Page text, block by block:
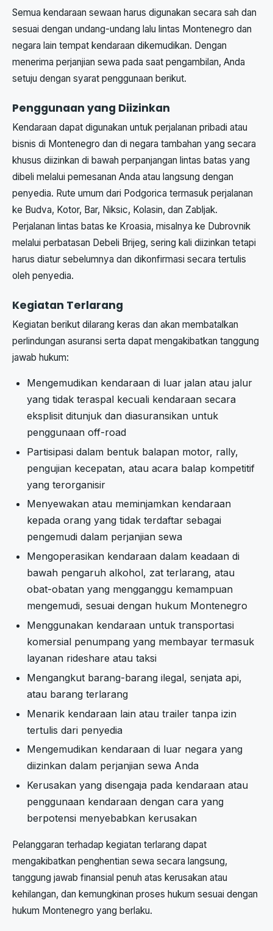
Semua kendaraan sewaan harus digunakan secara sah dan
sesuai dengan undang-undang lalu lintas Montenegro dan
negara lain tempat kendaraan dikemudikan. Dengan
menerima perjanjian sewa pada saat pengambilan, Anda
setuju dengan syarat penggunaan berikut.
Penggunaan yang Diizinkan
Kendaraan dapat digunakan untuk perjalanan pribadi atau
bisnis di Montenegro dan di negara tambahan yang secara
khusus diizinkan di bawah perpanjangan lintas batas yang
dibeli melalui pemesanan Anda atau langsung dengan
penyedia. Rute umum dari Podgorica termasuk perjalanan
ke Budva, Kotor, Bar, Niksic, Kolasin, dan Zabljak.
Perjalanan lintas batas ke Kroasia, misalnya ke Dubrovnik
melalui perbatasan Debeli Brijeg, sering kali diizinkan tetapi
harus diatur sebelumnya dan dikonfirmasi secara tertulis
oleh penyedia.
Kegiatan Terlarang
Kegiatan berikut dilarang keras dan akan membatalkan
perlindungan asuransi serta dapat mengakibatkan tanggung
jawab hukum:
Mengemudikan kendaraan di luar jalan atau jalur
yang tidak teraspal kecuali kendaraan secara
eksplisit ditunjuk dan diasuransikan untuk
penggunaan off-road
Partisipasi dalam bentuk balapan motor, rally,
pengujian kecepatan, atau acara balap kompetitif
yang terorganisir
Menyewakan atau meminjamkan kendaraan
kepada orang yang tidak terdaftar sebagai
pengemudi dalam perjanjian sewa
Mengoperasikan kendaraan dalam keadaan di
bawah pengaruh alkohol, zat terlarang, atau
obat-obatan yang mengganggu kemampuan
mengemudi, sesuai dengan hukum Montenegro
Menggunakan kendaraan untuk transportasi
komersial penumpang yang membayar termasuk
layanan rideshare atau taksi
Mengangkut barang-barang ilegal, senjata api,
atau barang terlarang
Menarik kendaraan lain atau trailer tanpa izin
tertulis dari penyedia
Mengemudikan kendaraan di luar negara yang
diizinkan dalam perjanjian sewa Anda
Kerusakan yang disengaja pada kendaraan atau
penggunaan kendaraan dengan cara yang
berpotensi menyebabkan kerusakan
Pelanggaran terhadap kegiatan terlarang dapat
mengakibatkan penghentian sewa secara langsung,
tanggung jawab finansial penuh atas kerusakan atau
kehilangan, dan kemungkinan proses hukum sesuai dengan
hukum Montenegro yang berlaku.